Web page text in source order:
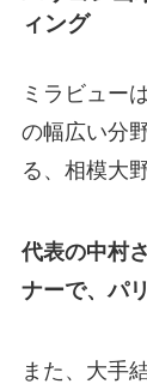
ィング
ミラビュー
の幅広い分
る、相模大
代表の中村
ナーで、パ
また、大手